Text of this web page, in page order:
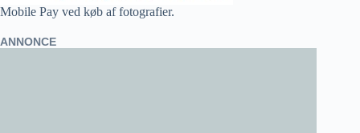
Mobile Pay ved køb af fotografier.
ANNONCE